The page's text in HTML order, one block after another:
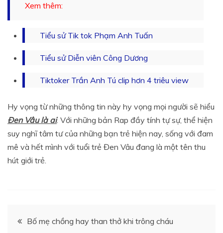
Xem thêm:
Tiểu sử Tik tok Phạm Anh Tuấn
Tiểu sử Diễn viên Công Dương
Tiktoker Trần Anh Tú clip hơn 4 triêu view
Hy vọng từ những thông tin này hy vọng mọi người sẽ hiểu
Đen Vâu là ai. Với những bản Rap đầy tính tự sự, thể hiện
suy nghĩ tâm tư của những bạn trẻ hiện nay, sống với đam
mê và hết mình với tuổi trẻ Đen Vâu đang là một tên thu
hút giới trẻ.
ĐiềuBố mẹ chồng hay than thở khi trông cháu